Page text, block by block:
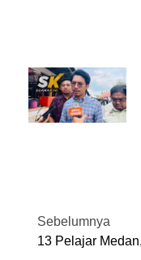
Sebelumnya